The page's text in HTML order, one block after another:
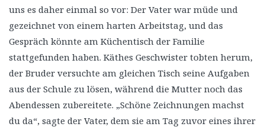
uns es daher einmal so vor: Der Vater war müde und
gezeichnet von einem harten Arbeitstag, und das
Gespräch könnte am Küchentisch der Familie
stattgefunden haben. Käthes Geschwister tobten herum,
der Bruder versuchte am gleichen Tisch seine Aufgaben
aus der Schule zu lösen, während die Mutter noch das
Abendessen zubereitete. „Schöne Zeichnungen machst
du da“, sagte der Vater, dem sie am Tag zuvor eines ihrer